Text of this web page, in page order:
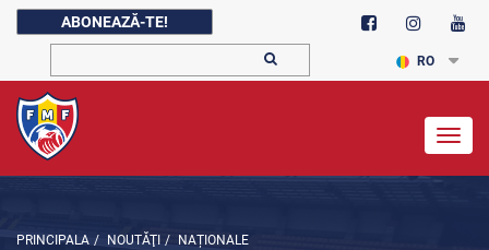
ABONEAZĂ-TE!
RO
PRINCIPALA / NOUTĂŢI / NAȚIONALE